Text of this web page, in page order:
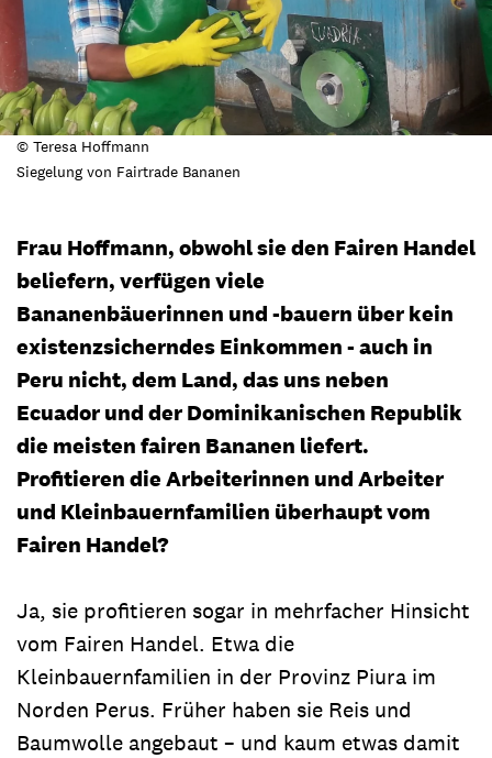
© Teresa Hoffmann
Siegelung von Fairtrade Bananen
Frau Hoffmann, obwohl sie den Fairen Handel
beliefern, verfügen viele
Bananenbäuerinnen und -bauern über kein
existenzsicherndes Einkommen - auch in
Peru nicht, dem Land, das uns neben
Ecuador und der Dominikanischen Republik
die meisten fairen Bananen liefert.
Profitieren die Arbeiterinnen und Arbeiter
und Kleinbauernfamilien überhaupt vom
Fairen Handel?
Ja, sie profitieren sogar in mehrfacher Hinsicht
vom Fairen Handel. Etwa die
Kleinbauernfamilien in der Provinz Piura im
Norden Perus. Früher haben sie Reis und
Baumwolle angebaut – und kaum etwas damit